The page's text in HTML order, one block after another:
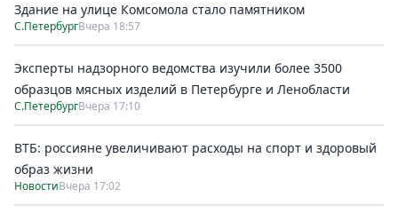
Здание на улице Комсомола стало памятником
С.ПетербургВчера 18:57
Эксперты надзорного ведомства изучили более 3500
образцов мясных изделий в Петербурге и Ленобласти
С.ПетербургВчера 17:10
ВТБ: россияне увеличивают расходы на спорт и здоровый
образ жизни
НовостиВчера 17:02